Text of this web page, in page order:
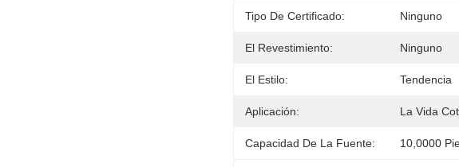
Tipo De Certificado: Ninguno
El Revestimiento: Ninguno
El Estilo: Tendencia
Aplicación: La Vida
Capacidad De La Fuente: 10,0000